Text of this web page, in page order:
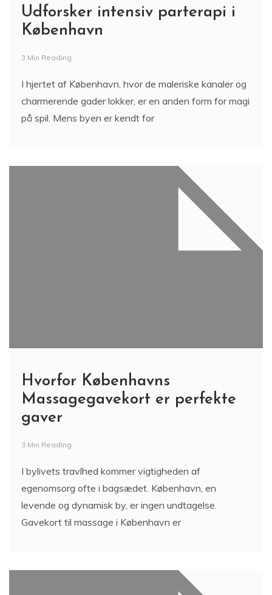
Udforsker intensiv parterapi i
København
3 Min Reading
I hjertet af København, hvor de maleriske kanaler og
charmerende gader lokker, er en anden form for magi
på spil. Mens byen er kendt for
Hvorfor Københavns
Massagegavekort er perfekte
gaver
3 Min Reading
I bylivets travlhed kommer vigtigheden af ​​
egenomsorg ofte i bagsædet. København, en
levende og dynamisk by, er ingen undtagelse.
Gavekort til massage i København er